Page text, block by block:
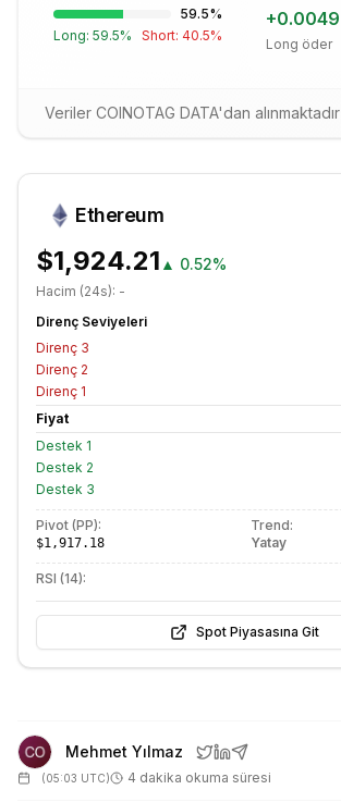
59.5%
Long: 59.5% Short: 40.5%
+0.0049
Long öder
Veriler COINOTAG DATA'dan alınmaktadır
Ethereum
$1,924.21 ▲ 0.52%
Hacim (24s): -
Direnç Seviyeleri
Direnç 3
Direnç 2
Direnç 1
Fiyat
Destek 1
Destek 2
Destek 3
Pivot (PP):
$1,917.18
Trend:
Yatay
RSI (14):
Spot Piyasasına Git
Mehmet Yılmaz
(05:03 UTC) 4 dakika okuma süresi